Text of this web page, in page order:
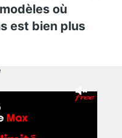
où
est bien plus